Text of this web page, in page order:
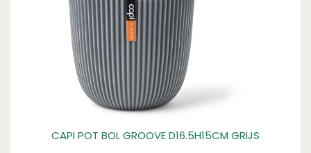
CAPI POT BOL GROOVE D16.5H15CM GRIJS